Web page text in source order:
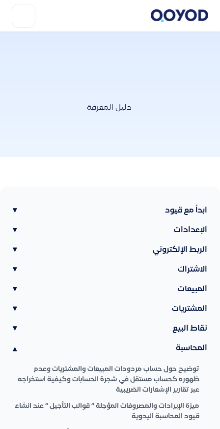
دليل المعرفة
ابدأ مع قيود ▾
الإعدادات ▾
الربط الإلكتروني ▾
الاشتراك ▾
المبيعات ▾
المشتريات ▾
نقاط البيع ▾
المحاسبة ▾
توضيح حول حساب مردودات المبيعات والمشتريات وعدم
ظهوره كحساب مستقل في شجرة الحسابات وكيفية استخراجه
عبر تقارير الإشعارات الضريبية
ميزة الإيرادات والمصروفات المؤجلة ” قوالب التأجيل ” عند انشاء
قيود المحاسبة اليدوية